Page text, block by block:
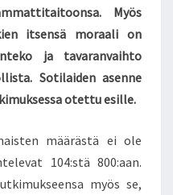
Myös
itsensä moraali on
ja tavaranvaihto
Sotilaiden asenne
otettu esille.
määrästä ei ole
104:stä 800:aan.
myös se,